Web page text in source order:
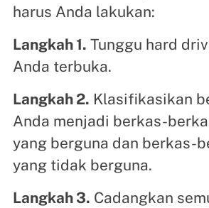
harus Anda lakukan:
Langkah 1. Tunggu hard
Anda terbuka.
Langkah 2. Klasifikasikan
Anda menjadi berkas-
yang berguna dan berkas-
yang tidak berguna.
Langkah 3. Cadangkan